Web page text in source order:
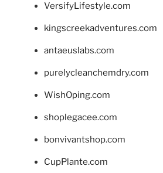
VersifyLifestyle.com
kingscreekadventures.com
antaeuslabs.com
purelycleanchemdry.com
WishOping.com
shoplegacee.com
bonvivantshop.com
CupPlante.com